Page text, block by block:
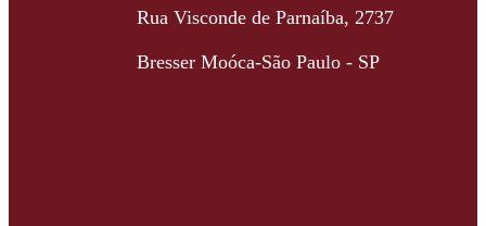
Rua Visconde de Parnaíba, 2737
Bresser Moóca-São Paulo - SP